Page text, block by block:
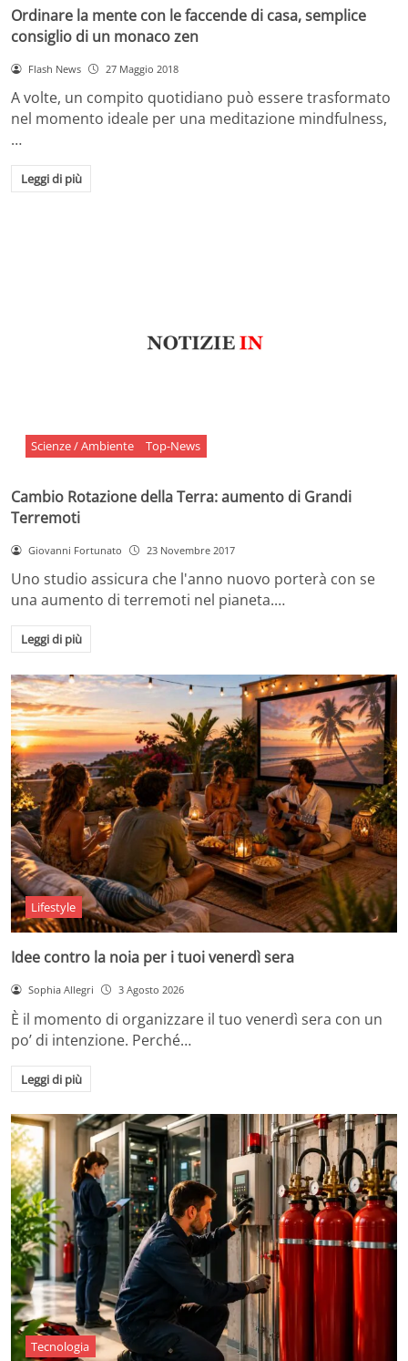
Ordinare la mente con le faccende di casa, semplice
consiglio di un monaco zen
Flash News 27 Maggio 2018
A volte, un compito quotidiano può essere trasformato
nel momento ideale per una meditazione mindfulness,
…
Leggi di più
Scienze / Ambiente Top-News
Cambio Rotazione della Terra: aumento di Grandi
Terremoti
Giovanni Fortunato 23 Novembre 2017
Uno studio assicura che l'anno nuovo porterà con se
una aumento di terremoti nel pianeta.…
Leggi di più
Lifestyle
Idee contro la noia per i tuoi venerdì sera
Sophia Allegri 3 Agosto 2026
È il momento di organizzare il tuo venerdì sera con un
po’ di intenzione. Perché…
Leggi di più
Tecnologia